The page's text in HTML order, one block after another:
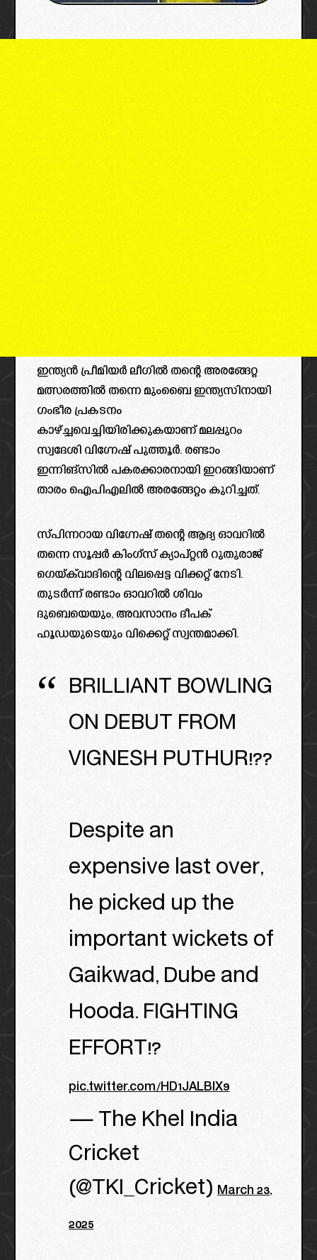
ഇന്ത്യൻ പ്രീമിയർ ലീഗിൽ തന്റെ അരങ്ങേറ്റ
മത്സരത്തിൽ തന്നെ മുംബൈ ഇന്ത്യസിനായി
ഗംഭീര പ്രകടനം
കാഴ്ച്ചവെച്ചിയിരിക്കുകയാണ് മലപ്പുറം
സ്വദേശി വിഗ്നേഷ് പുത്തൂർ. രണ്ടാം
ഇന്നിങ്സിൽ പകരക്കാരനായി ഇറങ്ങിയാണ്
താരം ഐപിഎലിൽ അരങ്ങേറ്റം കുറിച്ചത്.
സ്പിന്നറായ വിഗ്നേഷ് തന്റെ ആദ്യ ഓവറിൽ
തന്നെ സൂപ്പർ കിംഗ്സ് ക്യാപ്റ്റൻ റുതുരാജ്
ഗെയ്ക്‌വാദിന്റെ വിലപ്പെട്ട വിക്കറ്റ് നേടി.
തുടർന്ന് രണ്ടാം ഓവറിൽ ശിവം
ദുബെയെയും, അവസാനം ദീപക്
ഹൂഡയുടെയും വിക്കെറ്റ് സ്വന്തമാക്കി.
BRILLIANT BOWLING
ON DEBUT FROM
VIGNESH PUTHUR!??
Despite an
expensive last over,
he picked up the
important wickets of
Gaikwad, Dube and
Hooda. FIGHTING
EFFORT!?
pic.twitter.com/HD1JALBlX9
— The Khel India
Cricket
(@TKI_Cricket)March 23,
2025